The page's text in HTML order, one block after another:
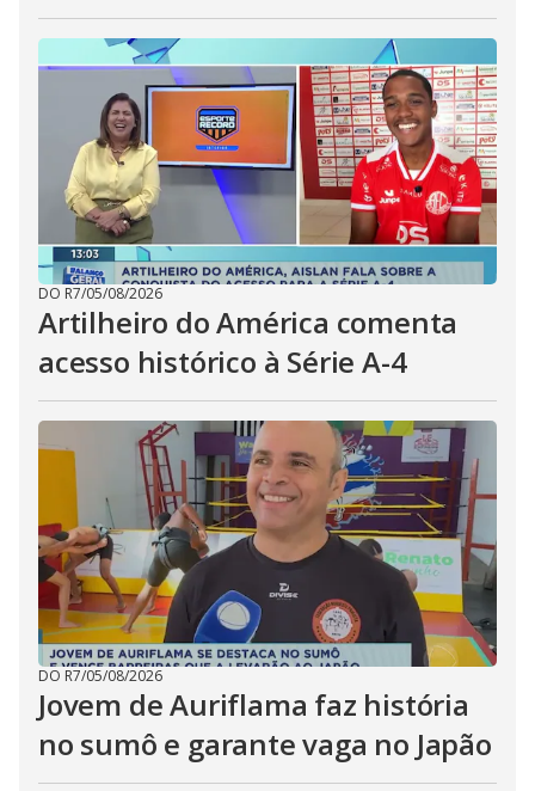
DO R7/05/08/2026
Artilheiro do América comenta
acesso histórico à Série A-4
DO R7/05/08/2026
Jovem de Auriflama faz história
no sumô e garante vaga no Japão